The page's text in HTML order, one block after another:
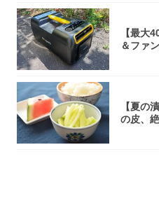
【最大
＆ファ
【夏の
の皮、